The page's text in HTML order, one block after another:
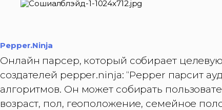
Pepper.Ninja
Онлайн парсер, который собирает
создателей pepper.ninja: “Pepper парсит
алгоритмов. Он может собирать
возраст, пол, геоположение, семейное